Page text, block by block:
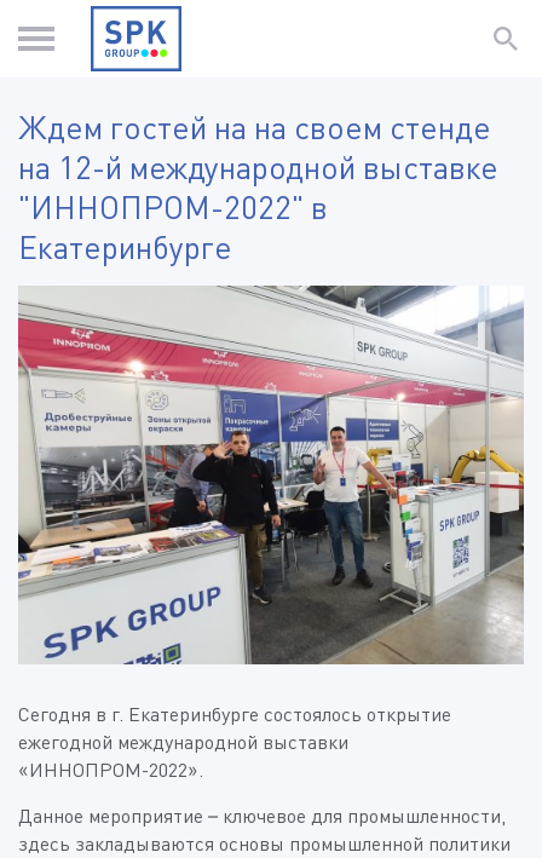
Ждем гостей на на своем стенде
на 12-й международной выставке
"ИННОПРОМ-2022" в
Екатеринбурге
Сегодня в г. Екатеринбурге состоялось открытие
ежегодной международной выставки
«ИННОПРОМ-2022».
Данное мероприятие – ключевое для промышленности,
здесь закладываются основы промышленной политики